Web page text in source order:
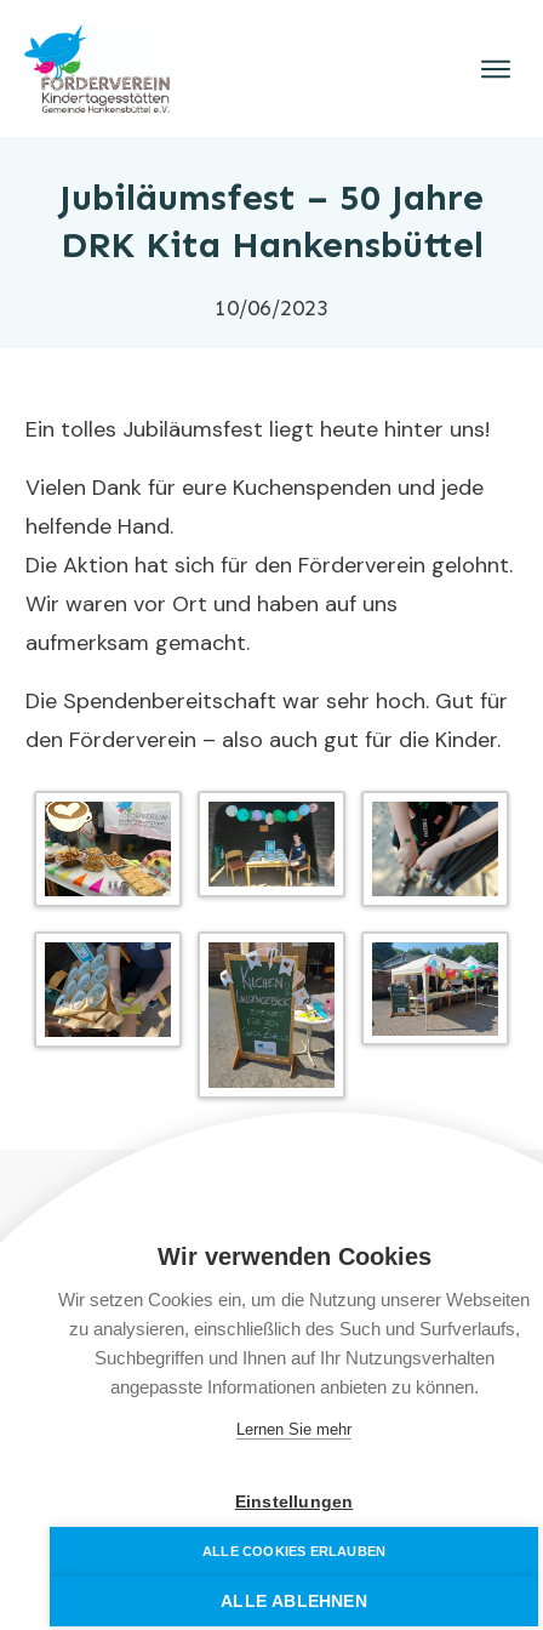
Jubiläumsfest – 50 Jahre
DRK Kita Hankensbüttel
10/06/2023
Ein tolles Jubiläumsfest liegt heute hinter uns!
Vielen Dank für eure Kuchenspenden und jede
helfende Hand.
Die Aktion hat sich für den Förderverein gelohnt.
Wir waren vor Ort und haben auf uns
aufmerksam gemacht.
Die Spendenbereitschaft war sehr hoch. Gut für
den Förderverein – also auch gut für die Kinder.
© foerderverein-kita-hankensbuettel.de | Alle Rechte
vorbehalten
Wir verwenden Cookies
Wir setzen Cookies ein, um die Nutzung unserer Webseiten
zu analysieren, einschließlich des Such und Surfverlaufs,
Suchbegriffen und Ihnen auf Ihr Nutzungsverhalten
angepasste Informationen anbieten zu können.
Lernen Sie mehr
Einstellungen
ALLE COOKIES ERLAUBEN
ALLE ABLEHNEN